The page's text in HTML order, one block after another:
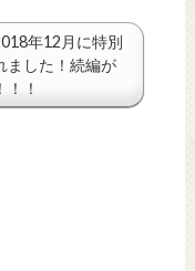
年12月に特別
ました！続編が
！